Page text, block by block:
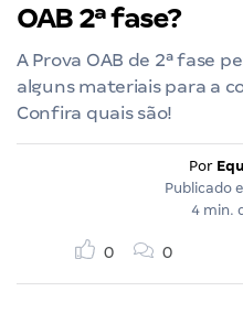
OAB 2ª fase?
A Prova OAB de 2ª fase
alguns materiais para a
Confira quais são!
Por
Publicado
4 min.
0 0